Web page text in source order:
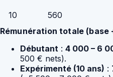
10 560
Rémunération totale (base
Débutant : 4 000 – 6
500 € nets).
Expérimenté (10 ans) :